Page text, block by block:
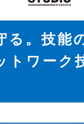
る。技能
トワーク